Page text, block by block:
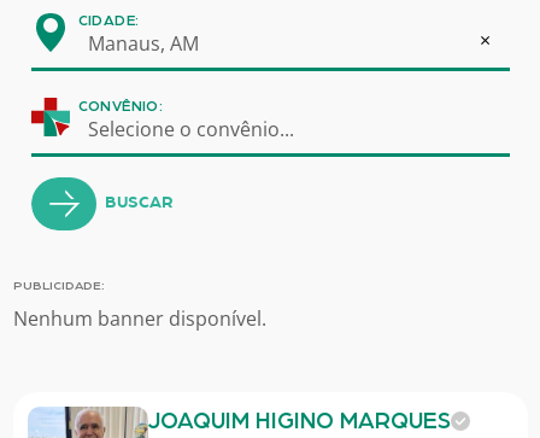
CIDADE:
×
Manaus, AM
CONVÊNIO:
Selecione o convênio...
BUSCAR
PUBLICIDADE:
Nenhum banner disponível.
JOAQUIM HIGINO MARQUES